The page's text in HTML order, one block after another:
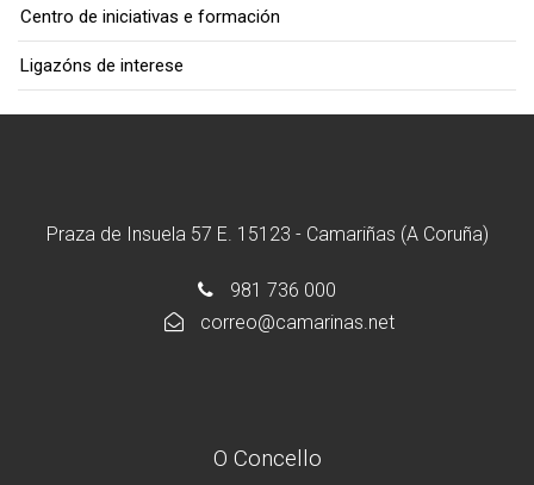
Centro de iniciativas e formación
Ligazóns de interese
Praza de Insuela 57 E. 15123 - Camariñas (A Coruña)
981 736 000
correo@camarinas.net
O Concello